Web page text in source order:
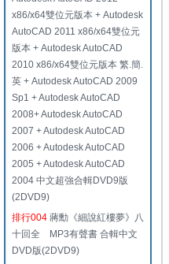
x86/x64雙位元版本 + Autodesk
AutoCAD 2011 x86/x64雙位元
版本 + Autodesk AutoCAD
2010 x86/x64雙位元版本 繁.簡.
英 + Autodesk AutoCAD 2009
Sp1 + Autodesk AutoCAD
2008+ Autodesk AutoCAD
2007 + Autodesk AutoCAD
2006 + Autodesk AutoCAD
2005 + Autodesk AutoCAD
2004 中文超強合輯DVD9版
(2DVD9)
排行004 蔣勳《細說紅樓夢》八
十回全 MP3有聲書 合輯中文
DVD版(2DVD9)